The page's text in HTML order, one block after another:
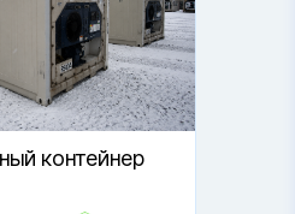
контейнер